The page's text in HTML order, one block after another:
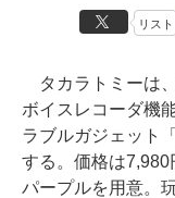
リスト
タカラトミーは
ボイスレコーダ機
ラブルガジェット
する。価格は
パープルを用意。